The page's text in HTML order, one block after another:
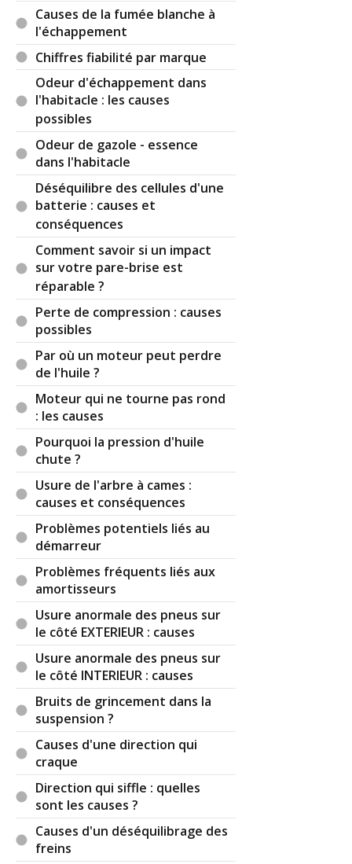
Causes de la fumée blanche à
l'échappement
Chiffres fiabilité par marque
Odeur d'échappement dans
l'habitacle : les causes
possibles
Odeur de gazole - essence
dans l'habitacle
Déséquilibre des cellules d'une
batterie : causes et
conséquences
Comment savoir si un impact
sur votre pare-brise est
réparable ?
Perte de compression : causes
possibles
Par où un moteur peut perdre
de l'huile ?
Moteur qui ne tourne pas rond
: les causes
Pourquoi la pression d'huile
chute ?
Usure de l'arbre à cames :
causes et conséquences
Problèmes potentiels liés au
démarreur
Problèmes fréquents liés aux
amortisseurs
Usure anormale des pneus sur
le côté EXTERIEUR : causes
Usure anormale des pneus sur
le côté INTERIEUR : causes
Bruits de grincement dans la
suspension ?
Causes d'une direction qui
craque
Direction qui siffle : quelles
sont les causes ?
Causes d'un déséquilibrage des
freins